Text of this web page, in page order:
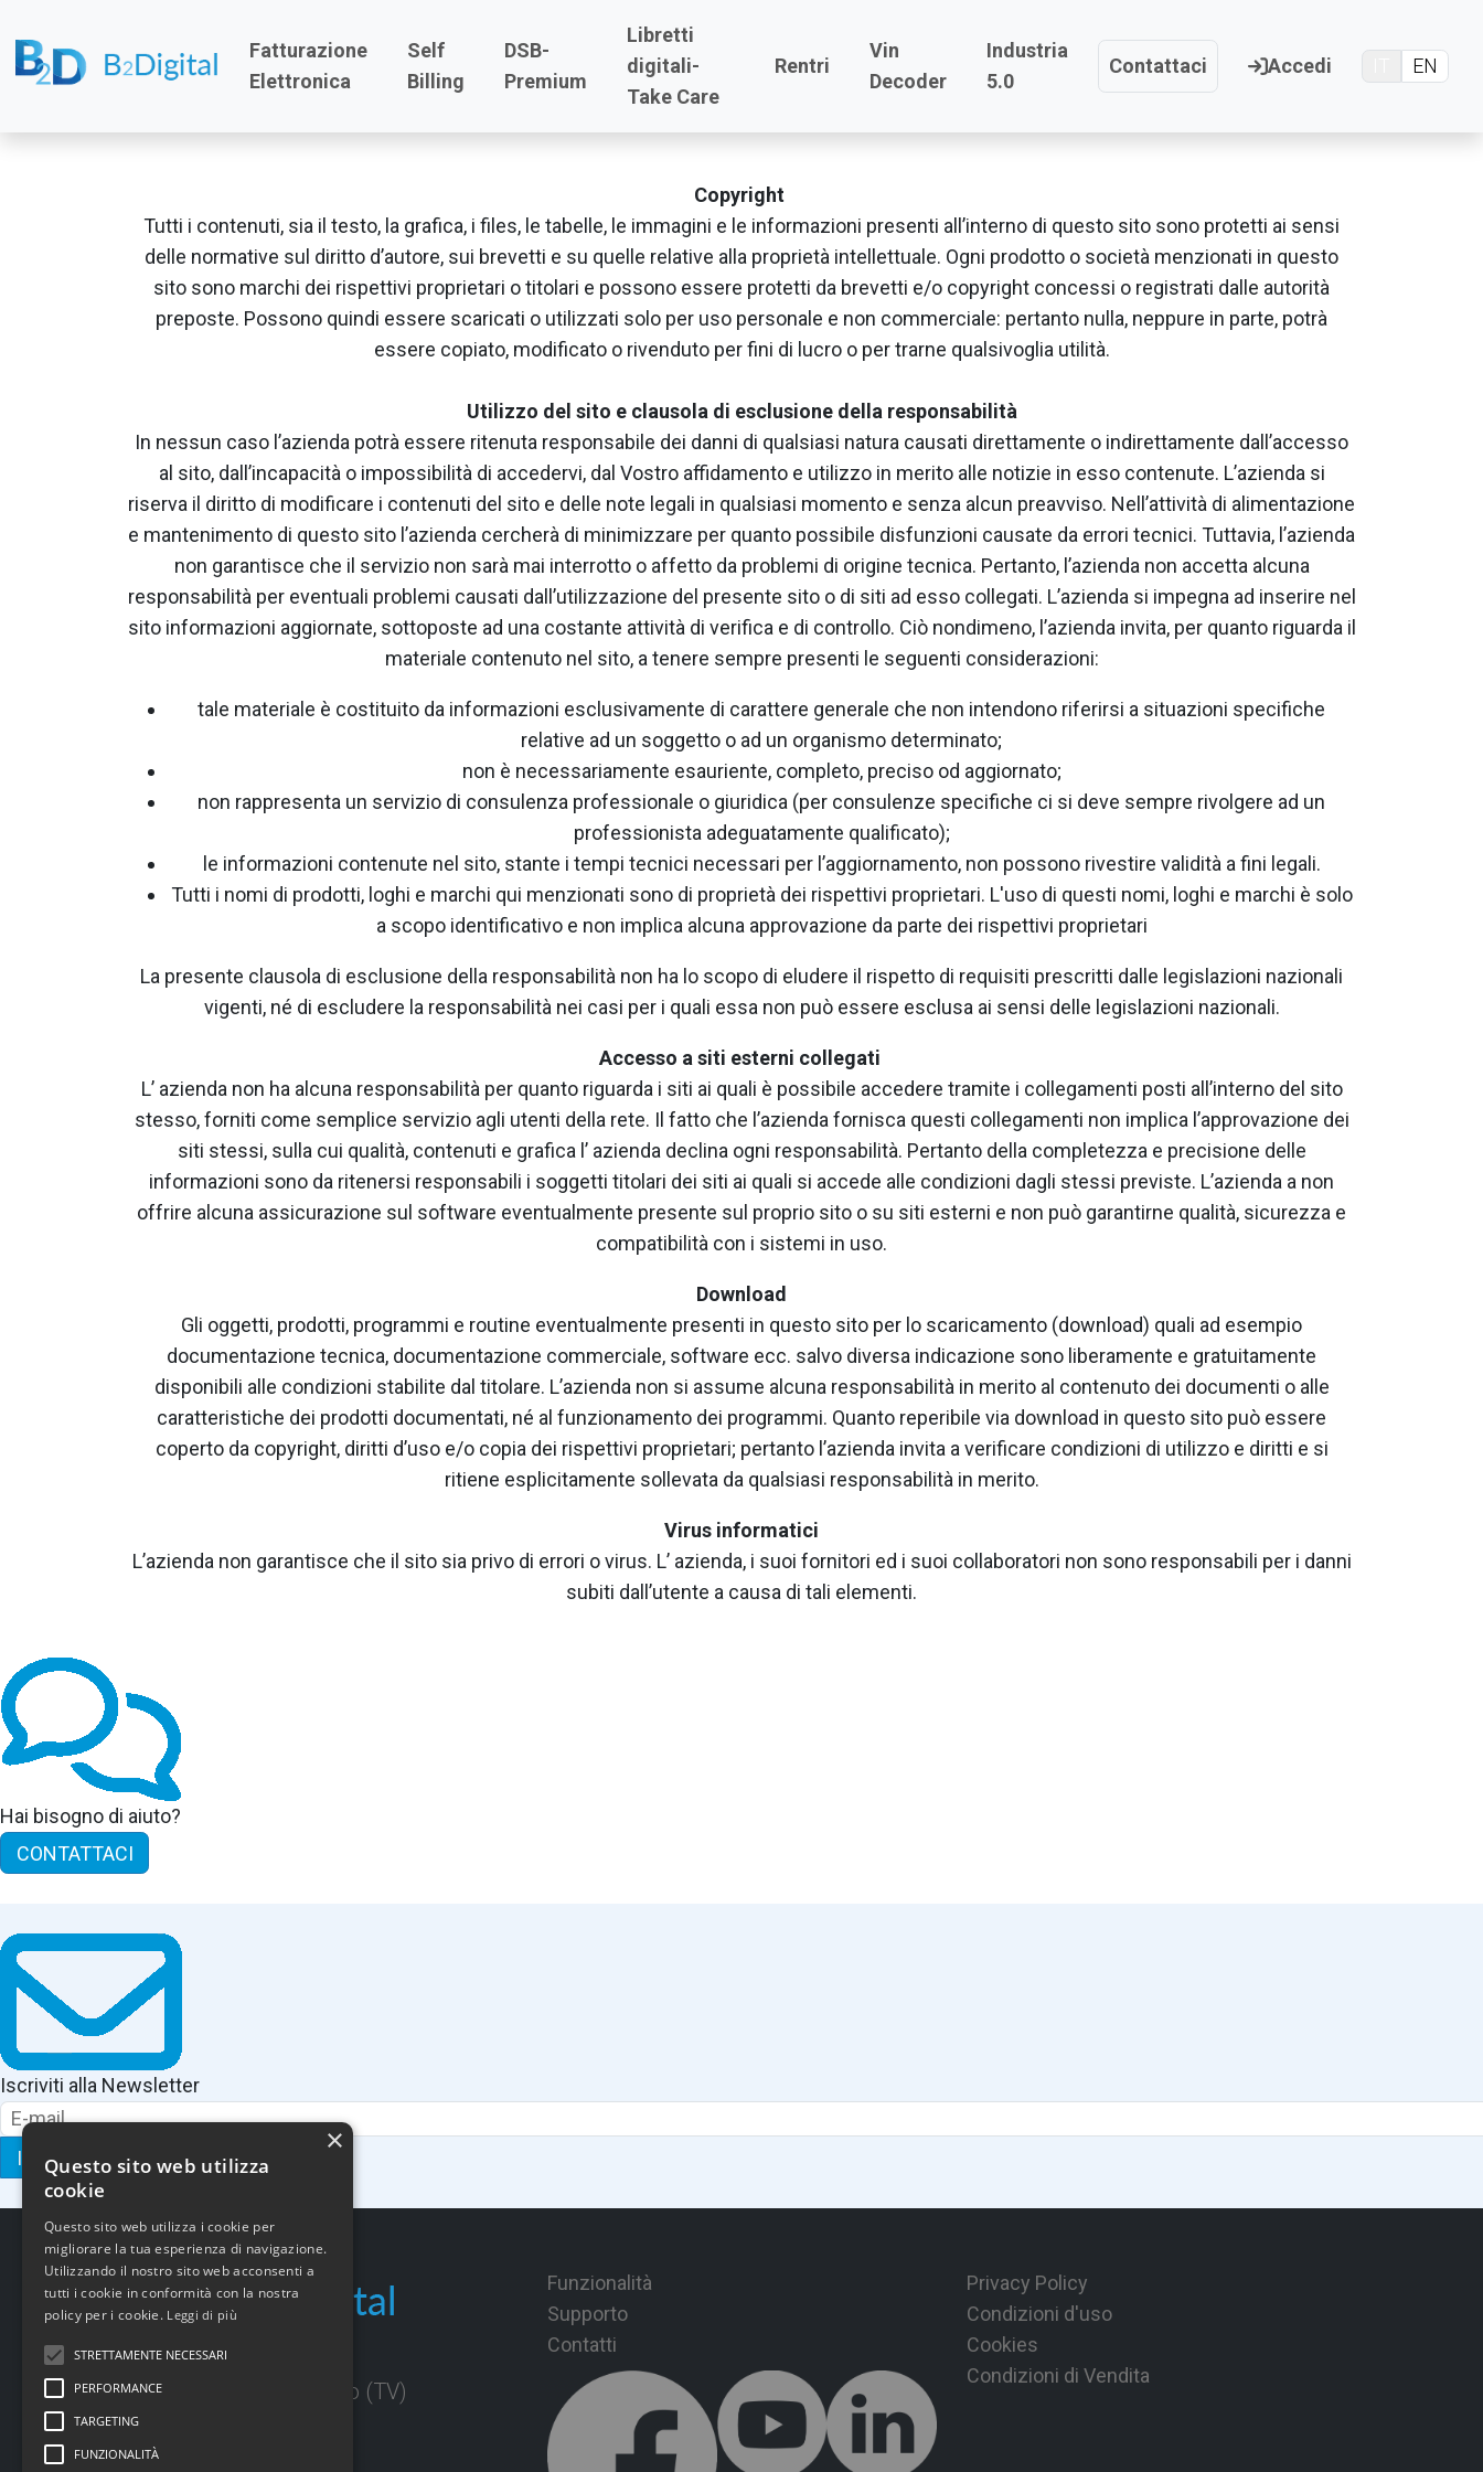
Fatturazione
Elettronica
Self
Billing
DSB-
Premium
Libretti
digitali-
Take Care
Rentri
Vin
Decoder
Industria
5.0
Contattaci Accedi EN
Condizioni d'uso
Copyright
Tutti i contenuti, sia il testo, la grafica, i files, le tabelle, le immagini e le informazioni presenti all’interno di questo sito sono protetti ai sensi
delle normative sul diritto d’autore, sui brevetti e su quelle relative alla proprietà intellettuale. Ogni prodotto o società menzionati in questo
sito sono marchi dei rispettivi proprietari o titolari e possono essere protetti da brevetti e/o copyright concessi o registrati dalle autorità
preposte. Possono quindi essere scaricati o utilizzati solo per uso personale e non commerciale: pertanto nulla, neppure in parte, potrà
essere copiato, modificato o rivenduto per fini di lucro o per trarne qualsivoglia utilità.
Utilizzo del sito e clausola di esclusione della responsabilità
In nessun caso l’azienda potrà essere ritenuta responsabile dei danni di qualsiasi natura causati direttamente o indirettamente dall’accesso
al sito, dall’incapacità o impossibilità di accedervi, dal Vostro affidamento e utilizzo in merito alle notizie in esso contenute. L’azienda si
riserva il diritto di modificare i contenuti del sito e delle note legali in qualsiasi momento e senza alcun preavviso. Nell’attività di alimentazione
e mantenimento di questo sito l’azienda cercherà di minimizzare per quanto possibile disfunzioni causate da errori tecnici. Tuttavia, l’azienda
non garantisce che il servizio non sarà mai interrotto o affetto da problemi di origine tecnica. Pertanto, l’azienda non accetta alcuna
responsabilità per eventuali problemi causati dall’utilizzazione del presente sito o di siti ad esso collegati. L’azienda si impegna ad inserire nel
sito informazioni aggiornate, sottoposte ad una costante attività di verifica e di controllo. Ciò nondimeno, l’azienda invita, per quanto riguarda il
materiale contenuto nel sito, a tenere sempre presenti le seguenti considerazioni:
tale materiale è costituito da informazioni esclusivamente di carattere generale che non intendono riferirsi a situazioni specifiche
relative ad un soggetto o ad un organismo determinato;
non è necessariamente esauriente, completo, preciso od aggiornato;
non rappresenta un servizio di consulenza professionale o giuridica (per consulenze specifiche ci si deve sempre rivolgere ad un
professionista adeguatamente qualificato);
le informazioni contenute nel sito, stante i tempi tecnici necessari per l’aggiornamento, non possono rivestire validità a fini legali.
Tutti i nomi di prodotti, loghi e marchi qui menzionati sono di proprietà dei rispettivi proprietari. L'uso di questi nomi, loghi e marchi è solo
a scopo identificativo e non implica alcuna approvazione da parte dei rispettivi proprietari
La presente clausola di esclusione della responsabilità non ha lo scopo di eludere il rispetto di requisiti prescritti dalle legislazioni nazionali
vigenti, né di escludere la responsabilità nei casi per i quali essa non può essere esclusa ai sensi delle legislazioni nazionali.
Accesso a siti esterni collegati
L’ azienda non ha alcuna responsabilità per quanto riguarda i siti ai quali è possibile accedere tramite i collegamenti posti all’interno del sito
stesso, forniti come semplice servizio agli utenti della rete. Il fatto che l’azienda fornisca questi collegamenti non implica l’approvazione dei
siti stessi, sulla cui qualità, contenuti e grafica l’ azienda declina ogni responsabilità. Pertanto della completezza e precisione delle
informazioni sono da ritenersi responsabili i soggetti titolari dei siti ai quali si accede alle condizioni dagli stessi previste. L’azienda a non
offrire alcuna assicurazione sul software eventualmente presente sul proprio sito o su siti esterni e non può garantirne qualità, sicurezza e
compatibilità con i sistemi in uso.
Download
Gli oggetti, prodotti, programmi e routine eventualmente presenti in questo sito per lo scaricamento (download) quali ad esempio
documentazione tecnica, documentazione commerciale, software ecc. salvo diversa indicazione sono liberamente e gratuitamente
disponibili alle condizioni stabilite dal titolare. L’azienda non si assume alcuna responsabilità in merito al contenuto dei documenti o alle
caratteristiche dei prodotti documentati, né al funzionamento dei programmi. Quanto reperibile via download in questo sito può essere
coperto da copyright, diritti d’uso e/o copia dei rispettivi proprietari; pertanto l’azienda invita a verificare condizioni di utilizzo e diritti e si
ritiene esplicitamente sollevata da qualsiasi responsabilità in merito.
Virus informatici
L’azienda non garantisce che il sito sia privo di errori o virus. L’ azienda, i suoi fornitori ed i suoi collaboratori non sono responsabili per i danni
subiti dall’utente a causa di tali elementi.
Hai bisogno di aiuto?
CONTATTACI
Iscriviti alla Newsletter
ISCRIVITI
Via Trieste, 22
31020 San Vendemiano (TV)
info@b2digital.it
Funzionalità
Supporto
Contatti
Privacy Policy
Condizioni d'uso
Cookies
Condizioni di Vendita
×
Questo sito web utilizza
cookie
Questo sito web utilizza i cookie per
migliorare la tua esperienza di navigazione.
Utilizzando il nostro sito web acconsenti a
tutti i cookie in conformità con la nostra
policy per i cookie. Leggi di più
STRETTAMENTE NECESSARI
PERFORMANCE
TARGETING
FUNZIONALITÀ